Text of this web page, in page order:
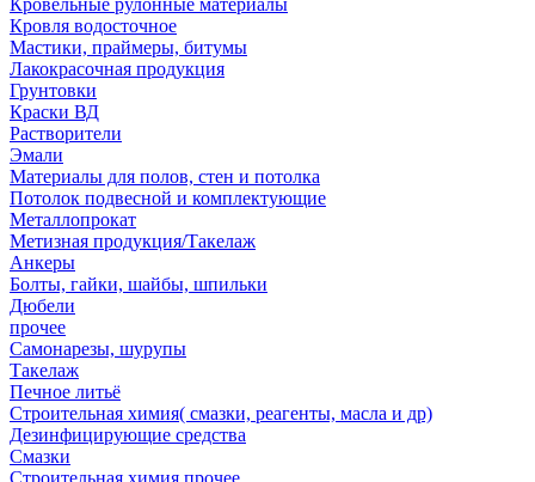
Кровельные рулонные материалы
Кровля водосточное
Мастики, праймеры, битумы
Лакокрасочная продукция
Грунтовки
Краски ВД
Растворители
Эмали
Материалы для полов, стен и потолка
Потолок подвесной и комплектующие
Металлопрокат
Метизная продукция/Такелаж
Анкеры
Болты, гайки, шайбы, шпильки
Дюбели
прочее
Самонарезы, шурупы
Такелаж
Печное литьё
Строительная химия( смазки, реагенты, масла и др)
Дезинфицирующие средства
Смазки
Строительная химия прочее